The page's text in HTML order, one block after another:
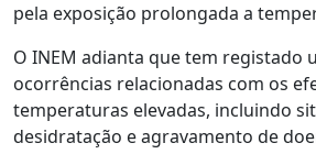
pela exposição prolongada a
O INEM adianta que tem registado
ocorrências relacionadas com os
temperaturas elevadas, incluindo
desidratação e agravamento de